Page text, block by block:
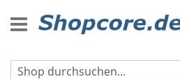
Inhalt
springen
Zangen & Schneider